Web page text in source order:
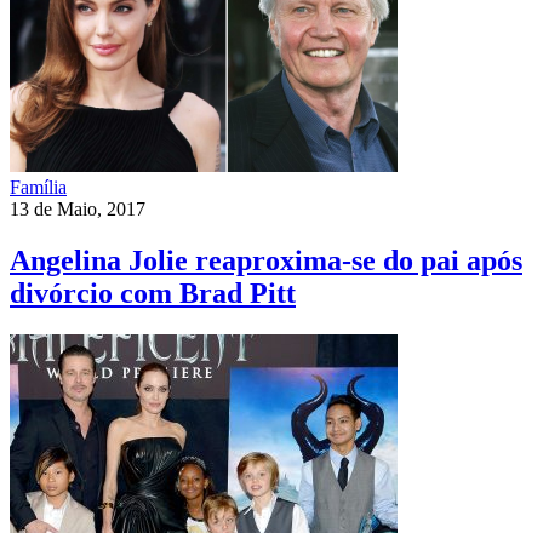
Família
13 de Maio, 2017
Angelina Jolie reaproxima-se do pai após
divórcio com Brad Pitt